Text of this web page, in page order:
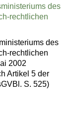
des
rechtlichen
des
rechtlichen
2002
Artikel 5 der
S. 525)